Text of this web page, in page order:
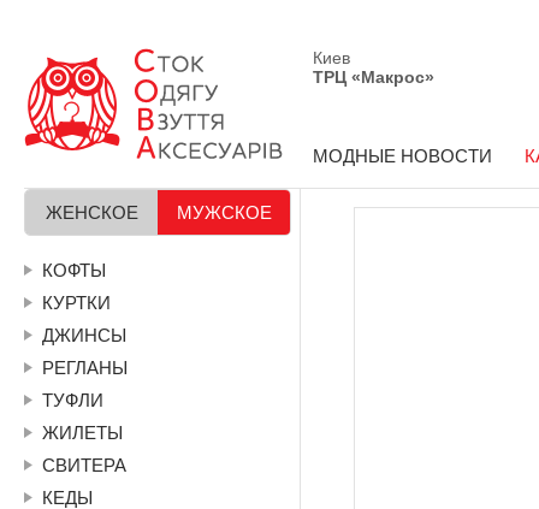
Киев
ТРЦ «Макрос»
МОДНЫЕ НОВОСТИ
ЖЕНСКОЕ МУЖСКОЕ
КОФТЫ
КУРТКИ
ДЖИНСЫ
РЕГЛАНЫ
ТУФЛИ
ЖИЛЕТЫ
СВИТЕРА
КЕДЫ